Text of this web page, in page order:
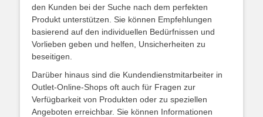
den Kunden bei der Suche nach dem perfekten
Produkt unterstützen. Sie können Empfehlungen
basierend auf den individuellen Bedürfnissen und
Vorlieben geben und helfen, Unsicherheiten zu
beseitigen.
Darüber hinaus sind die Kundendienstmitarbeiter in
Outlet-Online-Shops oft auch für Fragen zur
Verfügbarkeit von Produkten oder zu speziellen
Angeboten erreichbar. Sie können Informationen